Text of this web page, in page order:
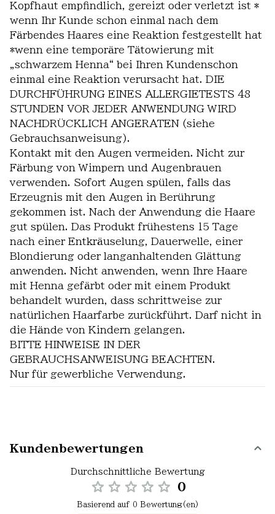
Kopfhaut empfindlich, gereizt oder verletzt ist *
wenn Ihr Kunde schon einmal nach dem
Färbendes Haares eine Reaktion festgestellt hat
*wenn eine temporäre Tätowierung mit
„schwarzem Henna“ bei Ihren Kundenschon
einmal eine Reaktion verursacht hat. DIE
DURCHFÜHRUNG EINES ALLERGIETESTS 48
STUNDEN VOR JEDER ANWENDUNG WIRD
NACHDRÜCKLICH ANGERATEN (siehe
Gebrauchsanweisung).
Kontakt mit den Augen vermeiden. Nicht zur
Färbung von Wimpern und Augenbrauen
verwenden. Sofort Augen spülen, falls das
Erzeugnis mit den Augen in Berührung
gekommen ist. Nach der Anwendung die Haare
gut spülen. Das Produkt frühestens 15 Tage
nach einer Entkräuselung, Dauerwelle, einer
Blondierung oder langanhaltenden Glättung
anwenden. Nicht anwenden, wenn Ihre Haare
mit Henna gefärbt oder mit einem Produkt
behandelt wurden, dass schrittweise zur
natürlichen Haarfarbe zurückführt. Darf nicht in
die Hände von Kindern gelangen.
BITTE HINWEISE IN DER
GEBRAUCHSANWEISUNG BEACHTEN.
Nur für gewerbliche Verwendung.
Kundenbewertungen
Durchschnittliche Bewertung
0
Basierend auf 0 Bewertung(en)